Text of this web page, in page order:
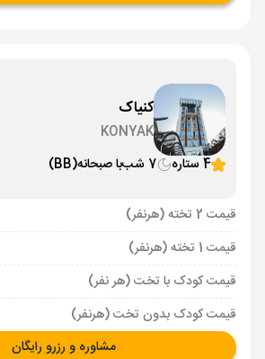
کنیاک
KONYAK
4 ستاره
7 شب با صبحانه(BB)
قیمت 2 تخته (هرنفر)
قیمت 1 تخته (هرنفر)
قیمت کودک با تخت (هر نفر)
قیمت کودک بدون تخت (هرنفر)
مشاوره و رزرو رایگان